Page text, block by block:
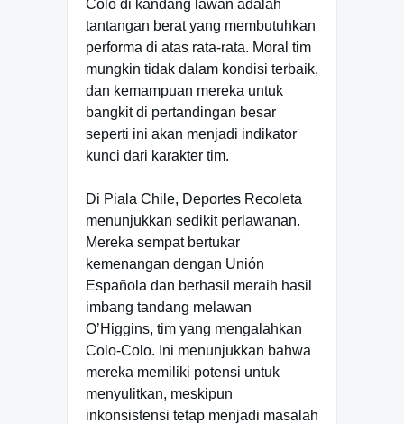
Colo di kandang lawan adalah
tantangan berat yang membutuhkan
performa di atas rata-rata. Moral tim
mungkin tidak dalam kondisi terbaik,
dan kemampuan mereka untuk
bangkit di pertandingan besar
seperti ini akan menjadi indikator
kunci dari karakter tim.
Di Piala Chile, Deportes Recoleta
menunjukkan sedikit perlawanan.
Mereka sempat bertukar
kemenangan dengan Unión
Española dan berhasil meraih hasil
imbang tandang melawan
O’Higgins, tim yang mengalahkan
Colo-Colo. Ini menunjukkan bahwa
mereka memiliki potensi untuk
menyulitkan, meskipun
inkonsistensi tetap menjadi masalah